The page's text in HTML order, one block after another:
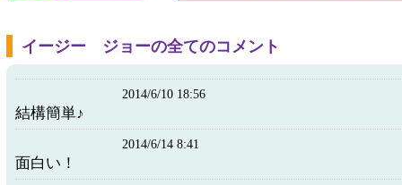
イージー ジョーの全てのコメント
2014/6/10 18:56
結構簡単♪
2014/6/14 8:41
面白い！